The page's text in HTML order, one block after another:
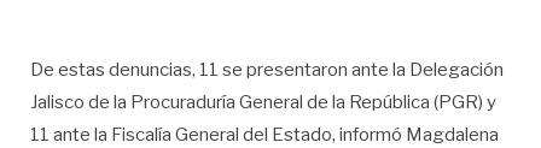
De estas denuncias, 11 se presentaron ante la Delegación
Jalisco de la Procuraduría General de la República (PGR) y
11 ante la Fiscalía General del Estado, informó Magdalena